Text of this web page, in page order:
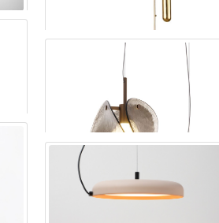
DREAMCATCHER MORPHO